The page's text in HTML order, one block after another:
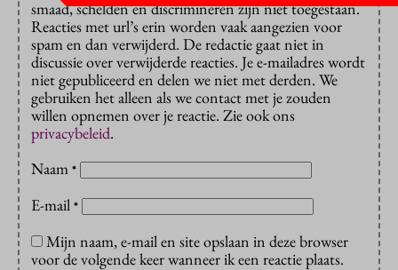
smaad, schelden en discrimineren zijn niet toegestaan.
Reacties met url’s erin worden vaak aangezien voor
spam en dan verwijderd. De redactie gaat niet in
discussie over verwijderde reacties. Je e-mailadres wordt
niet gepubliceerd en delen we niet met derden. We
gebruiken het alleen als we contact met je zouden
willen opnemen over je reactie. Zie ook ons
privacybeleid.
Naam *
E-mail *
Mijn naam, e-mail en site opslaan in deze browser
voor de volgende keer wanneer ik een reactie plaats.